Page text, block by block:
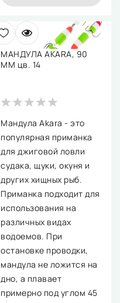
МАНДУЛА AKARA, 90
ММ цв. 14
Мандула Akara - это
популярная приманка
для джиговой ловли
судака, щуки, окуня и
других хищных рыб.
Приманка подходит для
использования на
различных видах
водоемов. При
остановке проводки,
мандула не ложится на
дно, а плавает
примерно под углом 45